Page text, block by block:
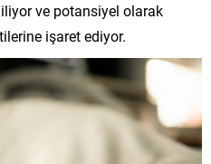
ve potansiyel olarak
işaret ediyor.